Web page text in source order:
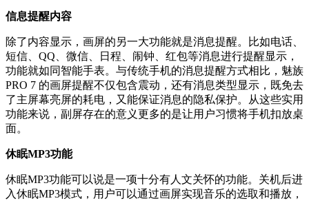
信息提醒内容
除了内容显示，画屏的另一大功能就是消息提醒。比如电话、
短信、QQ、微信、日程、闹钟、红包等消息进行提醒显示，
功能就如同智能手表。与传统手机的消息提醒方式相比，魅族
PRO 7 的画屏提醒不仅包含震动，还有消息类型显示，既免去
了主屏幕亮屏的耗电，又能保证消息的隐私保护。从这些实用
功能来说，副屏存在的意义更多的是让用户习惯将手机扣放桌
面。
休眠MP3功能
休眠MP3功能可以说是一项十分有人文关怀的功能。关机后进
入休眠MP3模式，用户可以通过画屏实现音乐的选取和播放，